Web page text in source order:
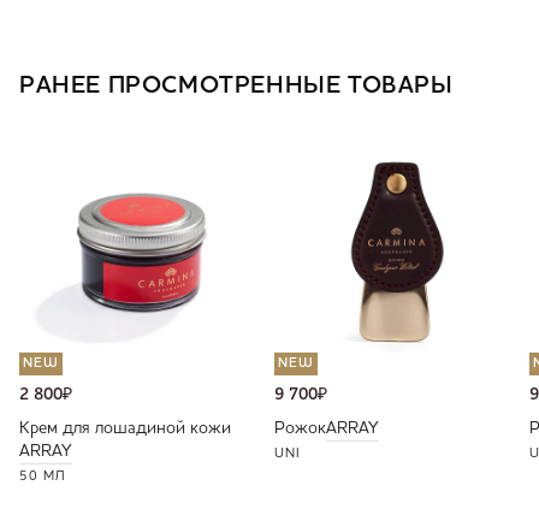
РАНЕЕ ПРОСМОТРЕННЫЕ ТОВАРЫ
NEW
2 800₽
Крем для лошадиной кожи
ARRAY
50 МЛ
NEW
9 700₽
РожокARRAY
UNI